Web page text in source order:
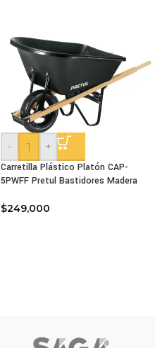
-
+
Carretilla Plástico Platón CAP-
5PWFF Pretul Bastidores Madera
$249,000